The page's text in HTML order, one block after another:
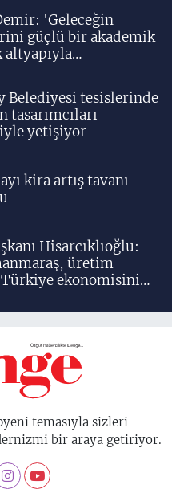
'Geleceğin
güçlü bir akademik
Belediyesi tesislerinde
tasarımcıları
yetişiyor
kira artış tavanı
Hisarcıklıoğlu:
üretim
ekonomisinin
temasıyla sizleri
bir araya getiriyor.